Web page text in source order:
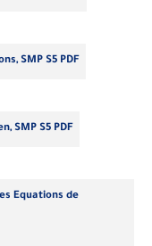
SMP S5 PDF
SMP S5 PDF
Equations de